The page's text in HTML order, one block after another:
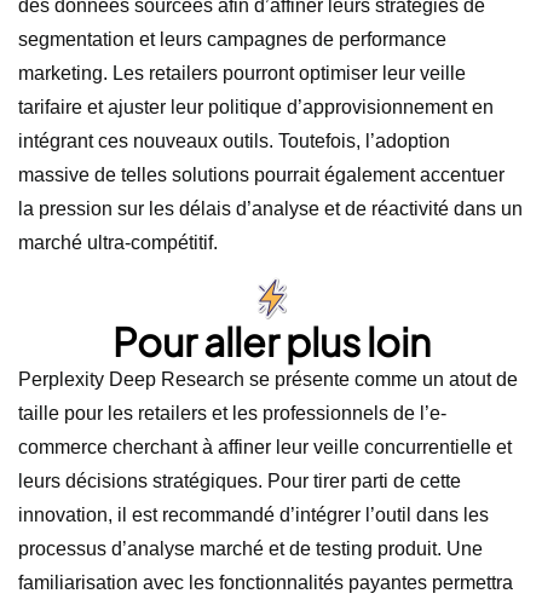
des données sourcées afin d’affiner leurs stratégies de
segmentation et leurs campagnes de performance
marketing. Les retailers pourront optimiser leur veille
tarifaire et ajuster leur politique d’approvisionnement en
intégrant ces nouveaux outils. Toutefois, l’adoption
massive de telles solutions pourrait également accentuer
la pression sur les délais d’analyse et de réactivité dans un
marché ultra-compétitif.
Pour aller plus loin
Perplexity Deep Research se présente comme un atout de
taille pour les retailers et les professionnels de l’e-
commerce cherchant à affiner leur veille concurrentielle et
leurs décisions stratégiques. Pour tirer parti de cette
innovation, il est recommandé d’intégrer l’outil dans les
processus d’analyse marché et de testing produit. Une
familiarisation avec les fonctionnalités payantes permettra